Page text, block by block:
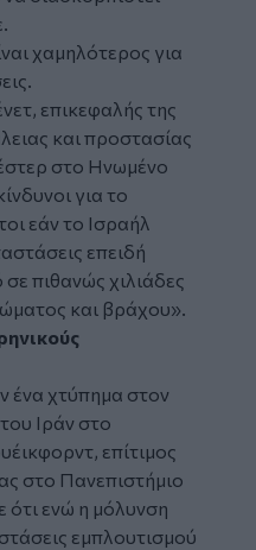
χαμηλότερος για
επικεφαλής της
και προστασίας
στο Ηνωμένο
για το
εάν το Ισραήλ
επειδή
πιθανώς χιλιάδες
και βράχου».
ένα χτύπημα στον
Ιράν στο
επίτιμος
στο Πανεπιστήμιο
ενώ η μόλυνση
εμπλουτισμού